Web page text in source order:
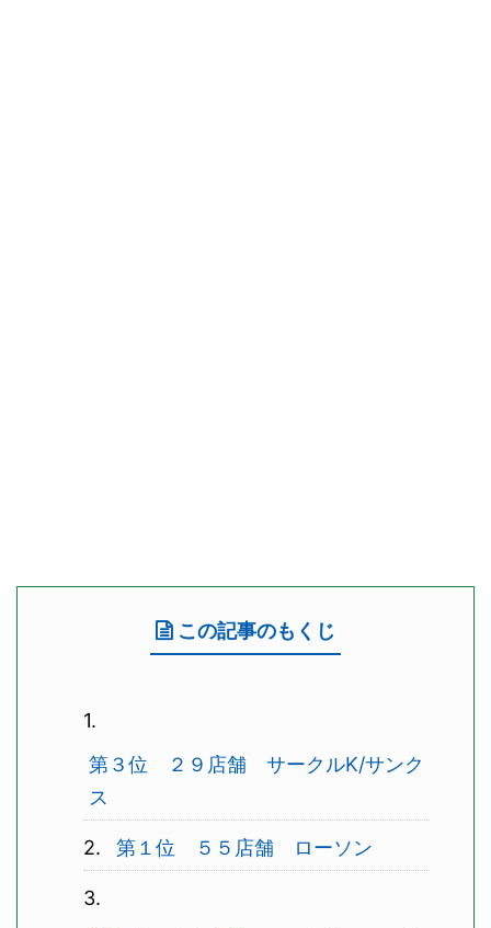
この記事のもくじ
第３位 ２９店舗 サークルK/サンク
ス
第１位 ５５店舗 ローソン